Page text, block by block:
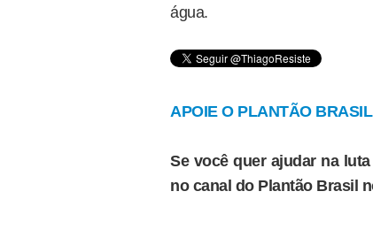
água.
APOIE O PLANTÃO
Se você quer ajudar na
no canal do Plantão Brasil